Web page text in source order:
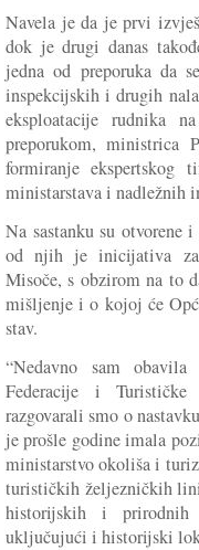
Navela je da je prvi
dok je drugi danas
jedna od preporuka da
inspekcijskih i drugih
eksploatacije
preporukom, ministrica
formiranje ekspertskog
ministarstava i nadležnih
Na sastanku su otvorene
od njih je inicijativa za
Misoče, s obzirom na to
mišljenje i o kojoj će
stav.
“Nedavno sam
Federacije i Turističke
razgovarali smo o
je prošle godine imala
ministarstvo okoliša i
turističkih željezničkih
historijskih i prirodnih
uključujući i historijski